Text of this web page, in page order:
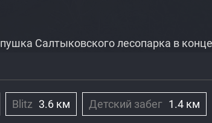
Салтыковского лесопарка в
Blitz 3.6 км Детский забег 1.4 км